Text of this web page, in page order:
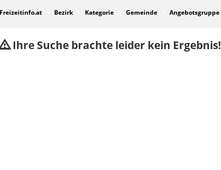
Freizeitinfo.at Bezirk Kategorie Gemeinde Angebotsgruppe
Ihre Suche brachte leider kein Ergebnis!